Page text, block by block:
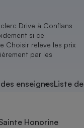
Drive à Conflans
si ce
Choisir relève les prix
par les
enseignesListe
Honorine
alimentaire
- Vente - Location
- Grande surface
- Fidélisation
- Tourisme
électrique
marchand